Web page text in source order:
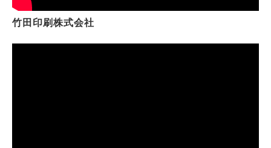
竹田印刷株式会社